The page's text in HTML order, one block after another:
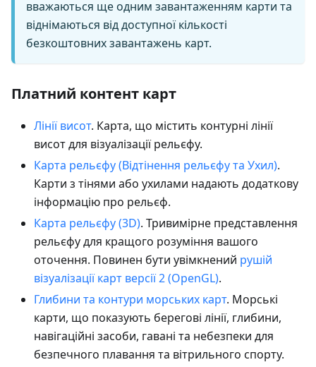
вважаються ще одним завантаженням карти та
віднімаються від доступної кількості
безкоштовних завантажень карт.
Платний контент карт
Лінії висот. Карта, що містить контурні лінії
висот для візуалізації рельєфу.
Карта рельєфу (Відтінення рельєфу та Ухил).
Карти з тінями або ухилами надають додаткову
інформацію про рельєф.
Карта рельєфу (3D). Тривимірне представлення
рельєфу для кращого розуміння вашого
оточення. Повинен бути увімкнений рушій
візуалізації карт версії 2 (OpenGL).
Глибини та контури морських карт. Морські
карти, що показують берегові лінії, глибини,
навігаційні засоби, гавані та небезпеки для
безпечного плавання та вітрильного спорту.